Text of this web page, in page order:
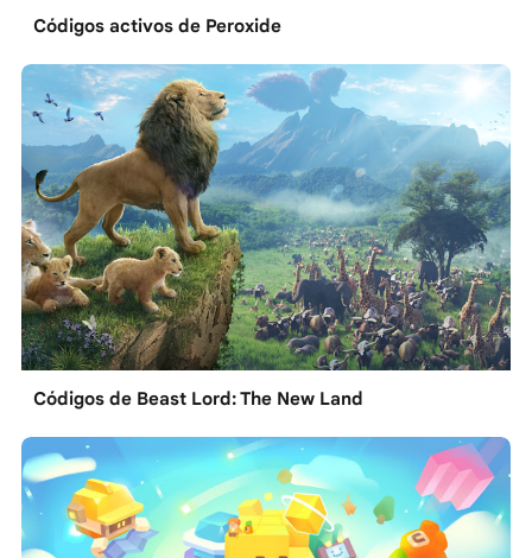
Códigos activos de Peroxide
Códigos de Beast Lord: The New Land